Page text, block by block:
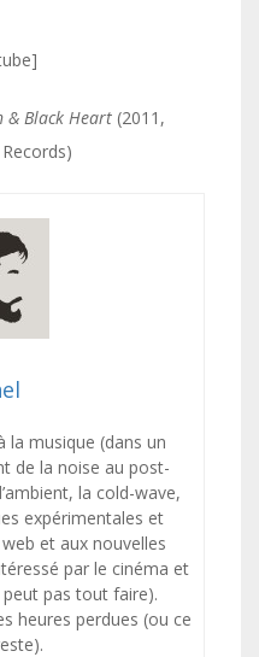
& Black Heart (2011,
la musique (dans un
de la noise au post-
la cold-wave,
expérimentales et
et aux nouvelles
par le cinéma et
pas tout faire).
heures perdues (ou ce